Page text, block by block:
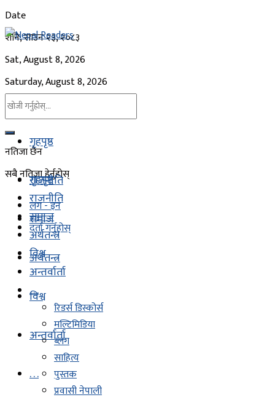
Date
शनि, साउन २३, २०८३
Sat, August 8, 2026
Saturday, August 8, 2026
नतिजा छैन
सबै नतिजा हेर्नुहोस्
लग - इन
दर्ता गर्नुहोस्
गृहपृष्ठ
राजनीति
समाज
अर्थतन्त्र
विश्व
अन्तर्वार्ता
. . .
गृहपृष्ठ
राजनीति
समाज
अर्थतन्त्र
विश्व
अन्तर्वार्ता
. . .
रिडर्स डिस्कोर्स
मल्टिमिडिया
ब्लग
साहित्य
पुस्तक
प्रवासी नेपाली